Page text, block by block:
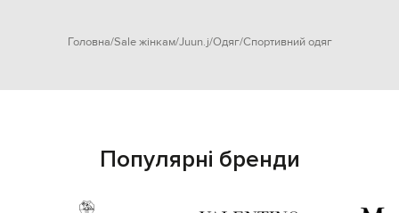
Головна Sale жінкам Juun.j Одяг Спортивний одяг
Популярні бренди